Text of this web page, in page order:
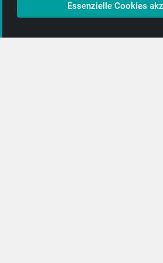
CD-Anbieter-LoginEssenzielle Cookies